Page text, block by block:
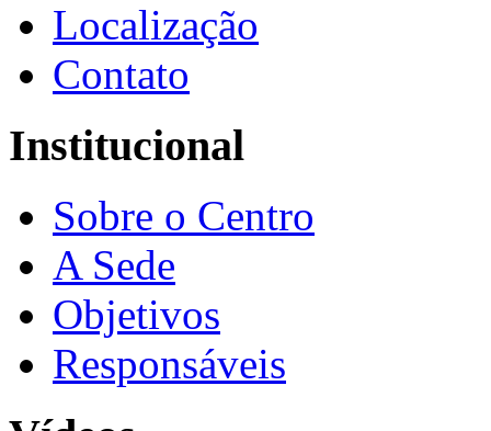
Localização
Contato
Institucional
Sobre o Centro
A Sede
Objetivos
Responsáveis